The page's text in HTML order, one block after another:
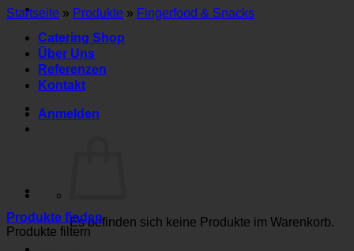
Catering Shop
Über Uns
Referenzen
Kontakt
Anmelden
Es befinden sich keine Produkte im Warenkorb.
Startseite » Produkte » Fingerfood & Snacks
Produkte finden
Produkte filtern